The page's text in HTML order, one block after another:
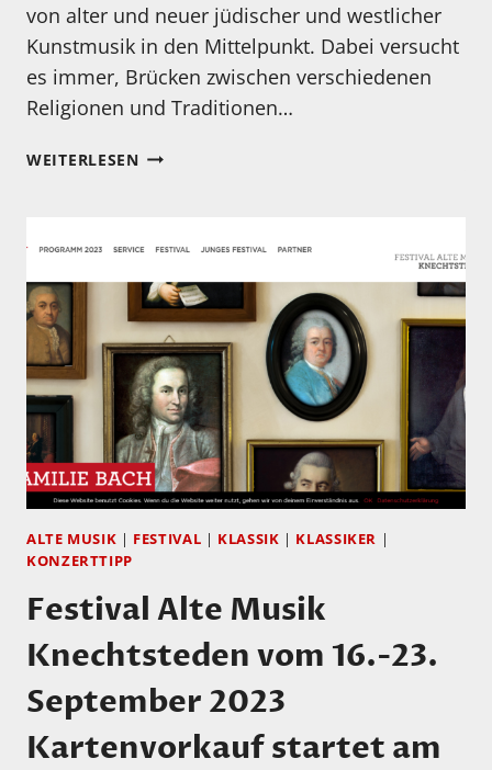
von alter und neuer jüdischer und westlicher
Kunstmusik in den Mittelpunkt. Dabei versucht
es immer, Brücken zwischen verschiedenen
Religionen und Traditionen…
WEITERLESEN10.
BASEL
ALTE MUSIK | FESTIVAL | KLASSIK | KLASSIKER |
KONZERTTIPP
Festival Alte Musik
Knechtsteden vom 16.-23.
September 2023
Kartenvorkauf startet am